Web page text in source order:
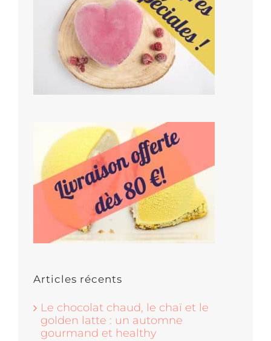
Articles récents
Le chocolat chaud, le chaï et le
golden latte : un automne
gourmand et healthy